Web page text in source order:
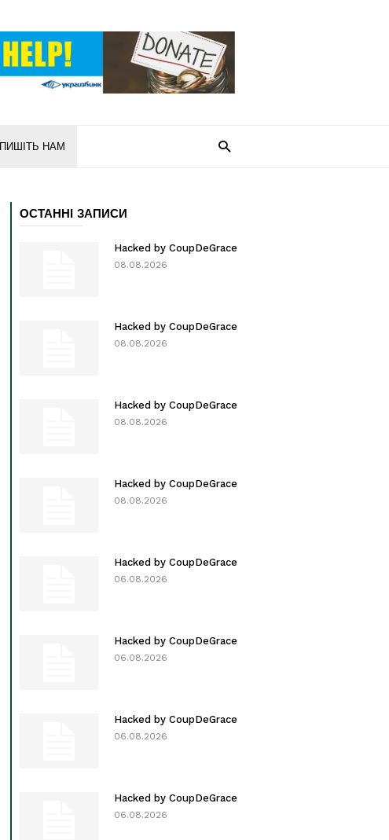
ПИШІТЬ НАМ
ОСТАННІ ЗАПИСИ
Hacked by CoupDeGrace
08.08.2026
Hacked by CoupDeGrace
08.08.2026
Hacked by CoupDeGrace
08.08.2026
Hacked by CoupDeGrace
08.08.2026
Hacked by CoupDeGrace
06.08.2026
Hacked by CoupDeGrace
06.08.2026
Hacked by CoupDeGrace
06.08.2026
Hacked by CoupDeGrace
06.08.2026